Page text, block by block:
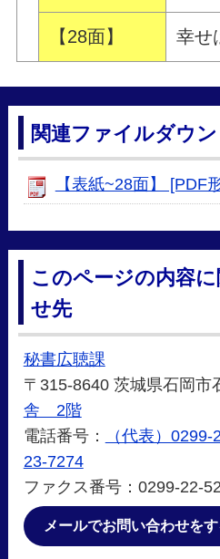
【28面】 幸せ
関連ファイルダウ
【表紙~28面】 [PDF
このページの内容
せ先
秘書広聴課
〒315-8640 茨城県石岡市
舎 2階
電話番号：
（代表）
23-7274
ファクス番号：0299-22-
メールでお問い合わせを